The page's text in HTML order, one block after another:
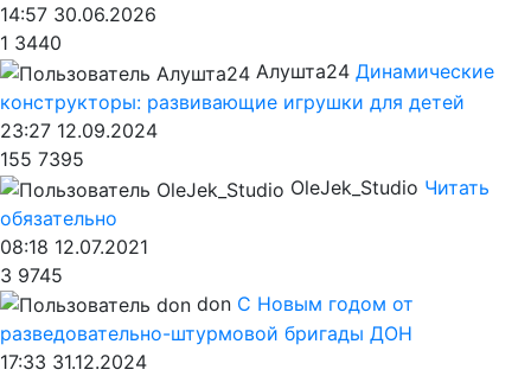
14:57 30.06.2026
1 3440
Алушта24 Динамические
конструкторы: развивающие игрушки для детей
23:27 12.09.2024
155 7395
OleJek_Studio Читать
обязательно
08:18 12.07.2021
3 9745
don С Новым годом от
разведовательно-штурмовой бригады ДОН
17:33 31.12.2024